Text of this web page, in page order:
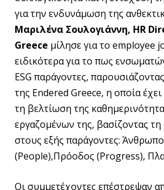
για την ενδυνάμωση της
Μαριλένα Σουλογιάννη, HR
Greece μίλησε για τo employee
ειδικότερα για το πως
ESG παράγοντες,
της Endered Greece, η οποία
τη βελτίωση της
εργαζομένων της, βασίζοντας τη
στους εξής παράγοντες:
(People),Πρόοδος (Progress),
Οι συμμετέχοντες επέστρεψαν